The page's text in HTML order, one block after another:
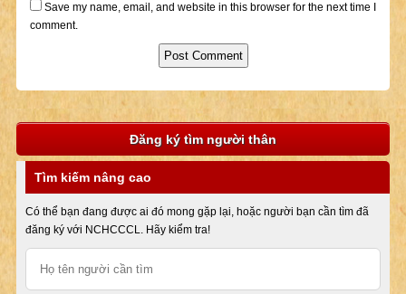
Save my name, email, and website in this browser for the next time I
comment.
Đăng ký tìm người thân
Tìm kiếm nâng cao
Có thể bạn đang được ai đó mong gặp lại, hoặc người bạn cần tìm đã
đăng ký với NCHCCCL. Hãy kiểm tra!